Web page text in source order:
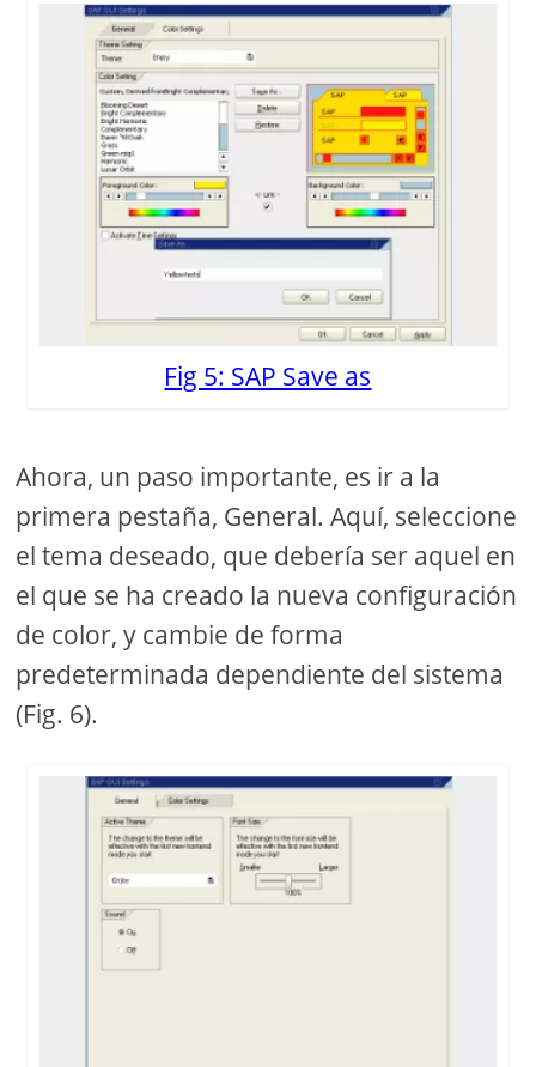
Fig 5: SAP Save as
Ahora, un paso importante, es ir a la
primera pestaña, General. Aquí, seleccione
el tema deseado, que debería ser aquel en
el que se ha creado la nueva configuración
de color, y cambie de forma
predeterminada dependiente del sistema
(Fig. 6).